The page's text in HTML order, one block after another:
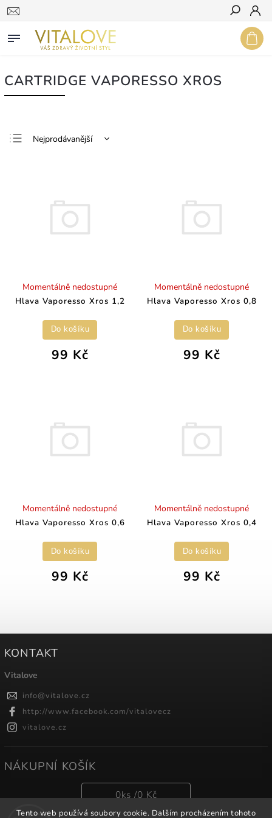
Tento web používá soubory cookie. Dalším procházením tohoto
Hledat
CARTRIDGE VAPORESSO XROS
Nejprodávanější
Hlava Vaporesso Xros 1,2
Momentálně nedostupné
99 Kč
Do košíku
Hlava Vaporesso Xros 0,8
Momentálně nedostupné
99 Kč
Do košíku
Hlava Vaporesso Xros 0,6
Momentálně nedostupné
99 Kč
Do košíku
Hlava Vaporesso Xros 0,4
Momentálně nedostupné
99 Kč
Do košíku
KONTAKT
Vitalove
info@vitalove.cz
http://www.facebook.com/vitalovecz
vitalove.cz
NÁKUPNÍ KOŠÍK
0ks /0 Kč